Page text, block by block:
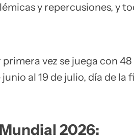
y repercusiones, y
vez se juega con 48
al 19 de julio, día de la
2026: